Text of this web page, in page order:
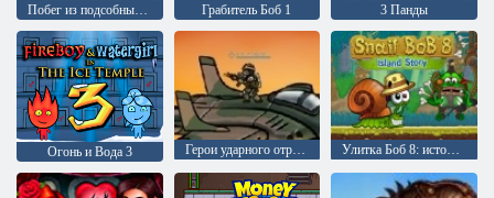
Побег из подсобных помещений 1 Грабитель Боб 1 3 Панды
Огонь и Вода 3 Герои ударного отряда 1 Улитка Боб 8: история на острове